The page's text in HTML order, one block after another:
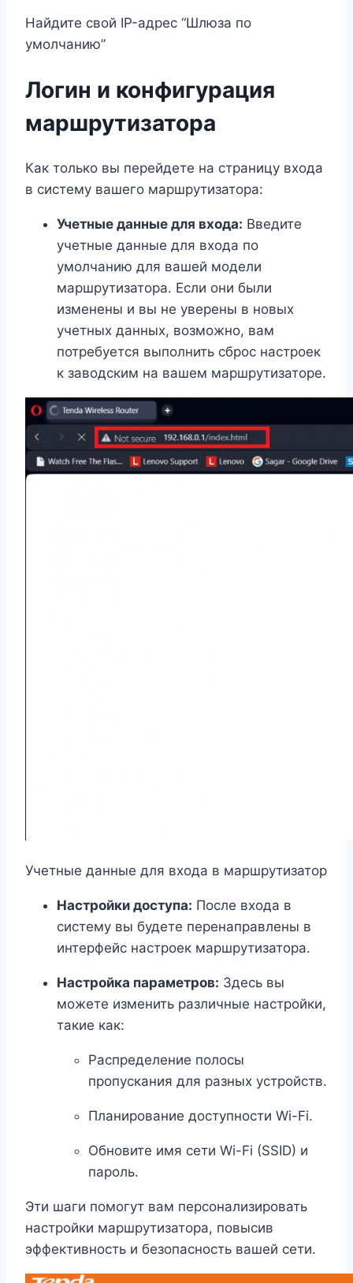
Найдите свой IP-адрес “Шлюза по
умолчанию”
Логин и конфигурация
маршрутизатора
Как только вы перейдете на страницу входа
в систему вашего маршрутизатора:
Учетные данные для входа: Введите
учетные данные для входа по
умолчанию для вашей модели
маршрутизатора. Если они были
изменены и вы не уверены в новых
учетных данных, возможно, вам
потребуется выполнить сброс настроек
к заводским на вашем маршрутизаторе.
Учетные данные для входа в маршрутизатор
Настройки доступа: После входа в
систему вы будете перенаправлены в
интерфейс настроек маршрутизатора.
Настройка параметров: Здесь вы
можете изменить различные настройки,
такие как:
Распределение полосы
пропускания для разных устройств.
Планирование доступности Wi-Fi.
Обновите имя сети Wi-Fi (SSID) и
пароль.
Эти шаги помогут вам персонализировать
настройки маршрутизатора, повысив
эффективность и безопасность вашей сети.